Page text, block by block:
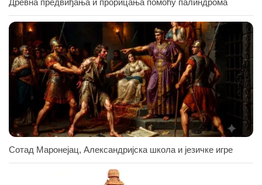
Древна предвиђања и прорицања помоћу палиндрома
Сотад Маронејац, Александријска школа и језичке игре